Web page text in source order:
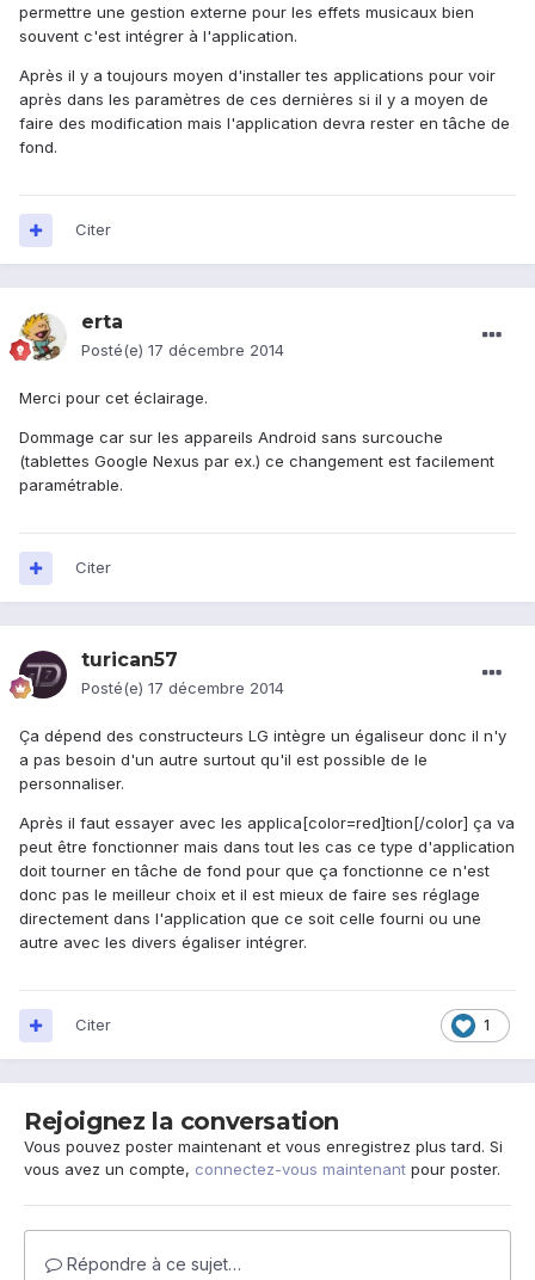
permettre une gestion externe pour les effets musicaux bien
souvent c'est intégrer à l'application.
Après il y a toujours moyen d'installer tes applications pour voir
après dans les paramètres de ces dernières si il y a moyen de
faire des modification mais l'application devra rester en tâche de
fond.
Citer
erta
Posté(e) 17 décembre 2014
Merci pour cet éclairage.
Dommage car sur les appareils Android sans surcouche
(tablettes Google Nexus par ex.) ce changement est facilement
paramétrable.
Citer
turican57
Posté(e) 17 décembre 2014
Ça dépend des constructeurs LG intègre un égaliseur donc il n'y
a pas besoin d'un autre surtout qu'il est possible de le
personnaliser.
Après il faut essayer avec les applica[color=red]tion[/color] ça va
peut être fonctionner mais dans tout les cas ce type d'application
doit tourner en tâche de fond pour que ça fonctionne ce n'est
donc pas le meilleur choix et il est mieux de faire ses réglage
directement dans l'application que ce soit celle fourni ou une
autre avec les divers égaliser intégrer.
1
Citer
Rejoignez la conversation
Vous pouvez poster maintenant et vous enregistrez plus tard. Si
vous avez un compte, connectez-vous maintenant pour poster.
Répondre à ce sujet…